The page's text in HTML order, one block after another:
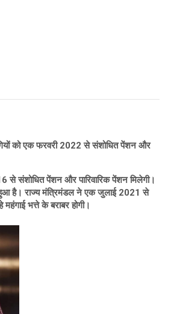
को एक फरवरी 2022 से संशोधित पेंशन और
से संशोधित पेंशन और पारिवारिक पेंशन मिलेगी।
है। राज्य मंत्रिमंडल ने एक जुलाई 2021 से
भत्ते के बराबर होगी।